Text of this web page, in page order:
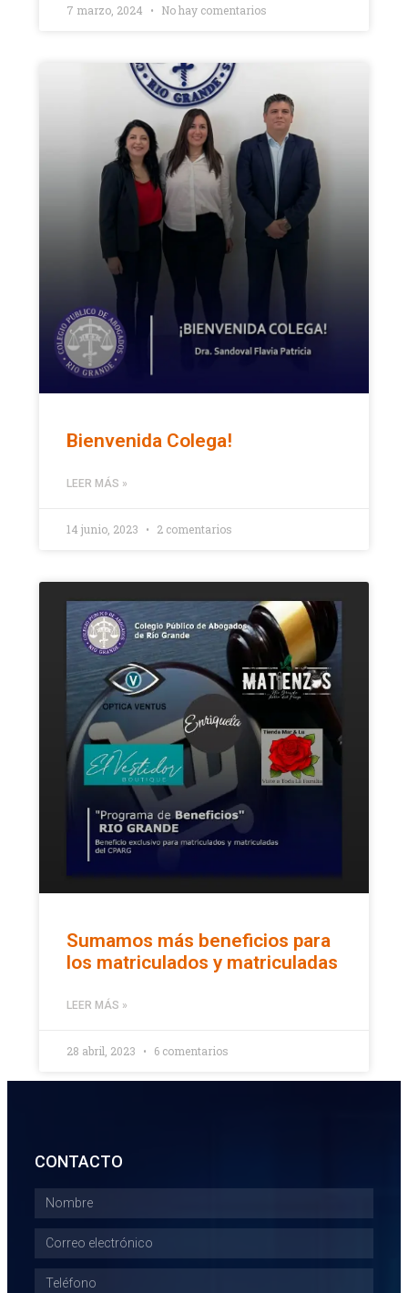
7 marzo, 2024 No hay comentarios
Bienvenida Colega!
LEER MÁS »
14 junio, 2023 2 comentarios
Sumamos más beneficios para
los matriculados y matriculadas
LEER MÁS »
28 abril, 2023 6 comentarios
CONTACTO